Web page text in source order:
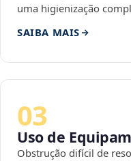
uma higienização
SAIBA MAIS
03
Uso de
Obstrução difícil de